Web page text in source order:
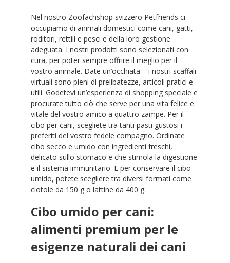
Nel nostro Zoofachshop svizzero Petfriends ci
occupiamo di animali domestici come cani, gatti,
roditori, rettili e pesci e della loro gestione
adeguata. I nostri prodotti sono selezionati con
cura, per poter sempre offrire il meglio per il
vostro animale. Date un’occhiata – i nostri scaffali
virtuali sono pieni di prelibatezze, articoli pratici e
utili. Godetevi un’esperienza di shopping speciale e
procurate tutto ciò che serve per una vita felice e
vitale del vostro amico a quattro zampe. Per il
cibo per cani, scegliete tra tanti pasti gustosi i
preferiti del vostro fedele compagno. Ordinate
cibo secco e umido con ingredienti freschi,
delicato sullo stomaco e che stimola la digestione
e il sistema immunitario. E per conservare il cibo
umido, potete scegliere tra diversi formati come
ciotole da 150 g o lattine da 400 g.
Cibo umido per cani:
alimenti premium per le
esigenze naturali dei cani